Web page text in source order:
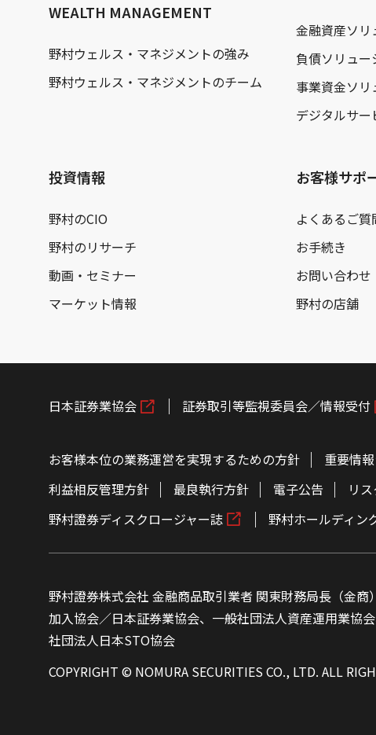
WEALTH MANAGEMENT
野村ウェルス・マネジメントの強み
野村ウェルス・マネジメントのチーム
金融資産ソリ
負債ソリュー
事業資金ソリ
デジタルサー
投資情報
野村のCIO
野村のリサーチ
動画・セミナー
マーケット情報
お客様サポ
よくあるご質
お手続き
お問い合わせ
野村の店舗
日本証券業協会 証券取引等監視委員会／情報受付
お客様本位の業務運営を実現するための方針 重要情
利益相反管理方針
最良執行方針 電子公告 リ
野村證券ディスクロージャー誌
野村ホールディン
野村證券株式会社 金融商品取引業者 関東財務局長（金商
加入協会／日本証券業協会、一般社団法人資産運用業協
社団法人日本STO協会
COPYRIGHT © NOMURA SECURITIES CO., LTD. ALL